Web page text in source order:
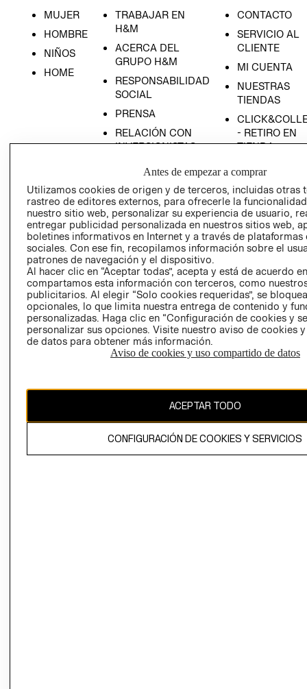
MUJER
HOMBRE
NIÑOS
HOME
TRABAJAR EN
H&M
ACERCA DEL
GRUPO H&M
RESPONSABILIDAD
SOCIAL
PRENSA
RELACIÓN CON
INVERSIONISTAS
POLÍTICA
EMPRESARIAL
CONTACTO
SERVICIO AL
CLIENTE
MI CUENTA
NUESTRAS
TIENDAS
- RETIRO EN
TIENDA
CONDICIONES
AVISO DE
PRIVACIDAD
GIFT CARD
AVISO DE
El contenido de esta página web está protegido por copyright y es
propiedad de H&M Hennes & Mauritz AB.
Antes de empezar a comprar
Utilizamos cookies de origen y de terceros, incluidas otras
rastreo de editores externos, para ofrecerle la
nuestro sitio web, personalizar su experiencia de usuario,
entregar publicidad personalizada en nuestros sitios web,
boletines informativos en Internet y a través de plataformas
sociales. Con ese fin, recopilamos información sobre el
patrones de navegación y el dispositivo.
Al hacer clic en “Aceptar todas”, acepta y está de acuerdo
compartamos esta información con terceros, como
publicitarios. Al elegir “Solo cookies requeridas”, se
opcionales, lo que limita nuestra entrega de contenido y
personalizadas. Haga clic en “Configuración de cookies y
personalizar sus opciones. Visite nuestro aviso de cookies
de datos para obtener más información.
Aviso de cookies y uso compartido de datos
ACEPTAR TODO
CONFIGURACIÓN DE COOKIES Y SERVICIOS